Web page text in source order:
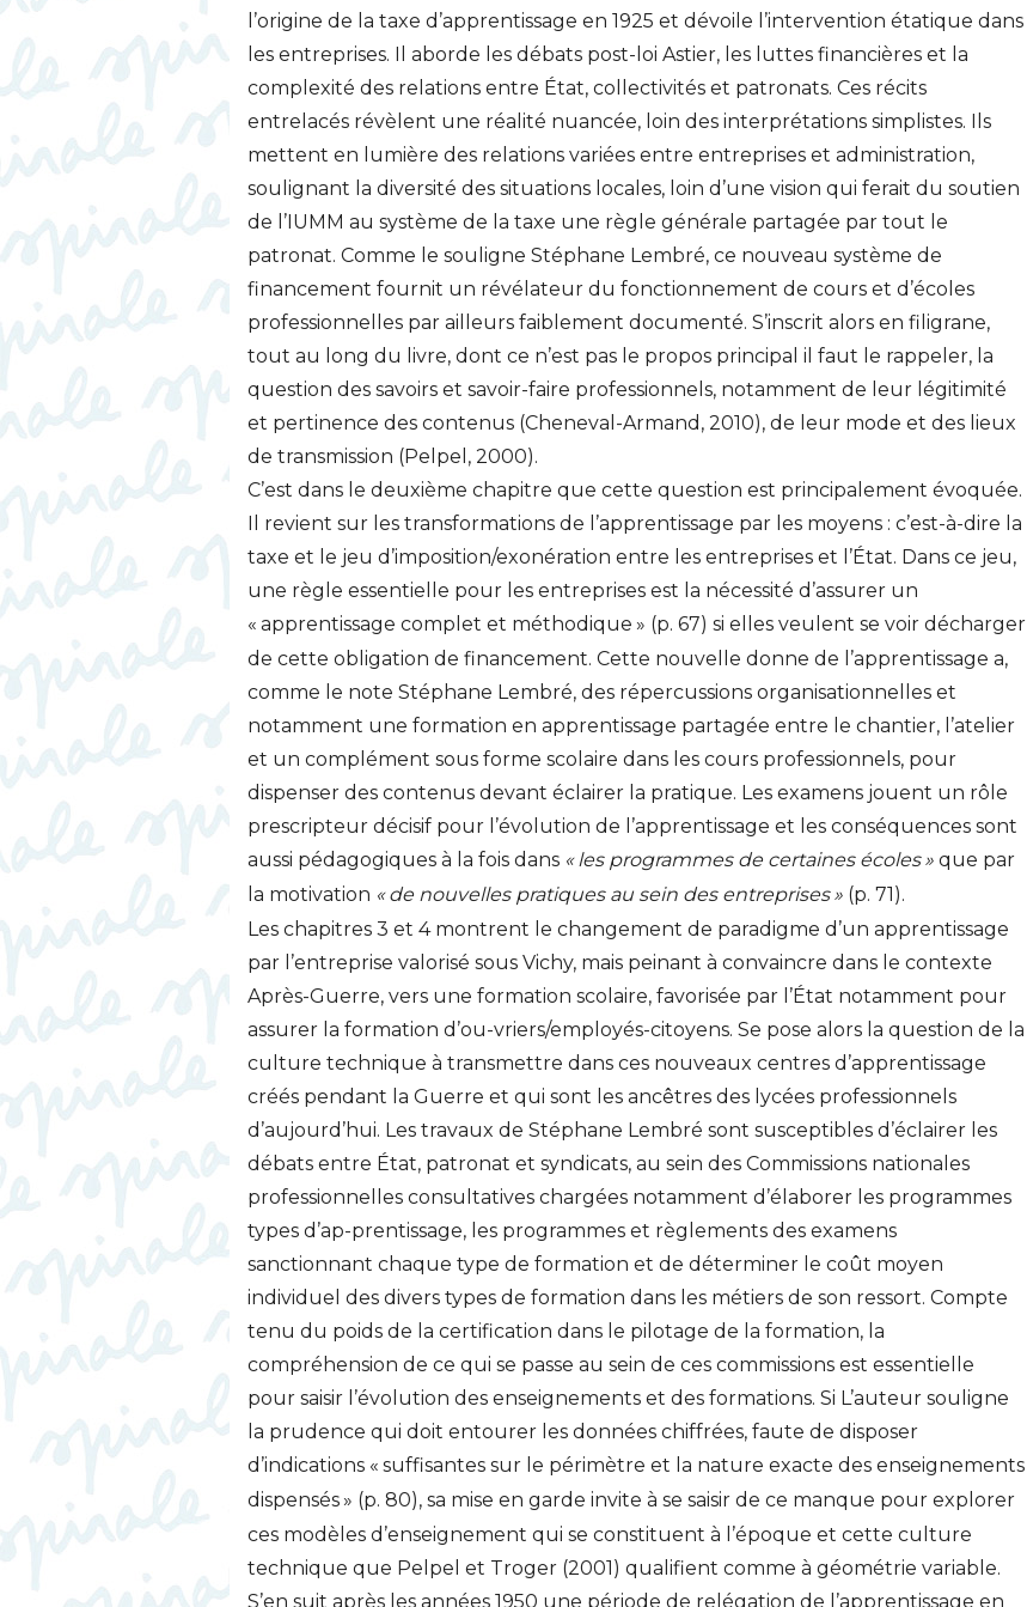
l’origine de la taxe d’apprentissage en 1925 et dévoile l’intervention étatique dans
les entreprises. Il aborde les débats post-loi Astier, les luttes financières et la
complexité des relations entre État, collectivités et patronats. Ces récits
entrelacés révèlent une réalité nuancée, loin des interprétations simplistes. Ils
mettent en lumière des relations variées entre entreprises et administration,
soulignant la diversité des situations locales, loin d’une vision qui ferait du soutien
de l’IUMM au système de la taxe une règle générale partagée par tout le
patronat. Comme le souligne Stéphane Lembré, ce nouveau système de
financement fournit un révélateur du fonctionnement de cours et d’écoles
professionnelles par ailleurs faiblement documenté. S’inscrit alors en filigrane,
tout au long du livre, dont ce n’est pas le propos principal il faut le rappeler, la
question des savoirs et savoir-faire professionnels, notamment de leur légitimité
et pertinence des contenus (Cheneval-Armand, 2010), de leur mode et des lieux
de transmission (Pelpel, 2000).
C’est dans le deuxième chapitre que cette question est principalement évoquée.
Il revient sur les transformations de l’apprentissage par les moyens : c’est-à-dire la
taxe et le jeu d’imposition/exonération entre les entreprises et l’État. Dans ce jeu,
une règle essentielle pour les entreprises est la nécessité d’assurer un
« apprentissage complet et méthodique » (p. 67) si elles veulent se voir décharger
de cette obligation de financement. Cette nouvelle donne de l’apprentissage a,
comme le note Stéphane Lembré, des répercussions organisationnelles et
notamment une formation en apprentissage partagée entre le chantier, l’atelier
et un complément sous forme scolaire dans les cours professionnels, pour
dispenser des contenus devant éclairer la pratique. Les examens jouent un rôle
prescripteur décisif pour l’évolution de l’apprentissage et les conséquences sont
aussi pédagogiques à la fois dans « les programmes de certaines écoles » que par
la motivation « de nouvelles pratiques au sein des entreprises » (p. 71).
Les chapitres 3 et 4 montrent le changement de paradigme d’un apprentissage
par l’entreprise valorisé sous Vichy, mais peinant à convaincre dans le contexte
Après-Guerre, vers une formation scolaire, favorisée par l’État notamment pour
assurer la formation d’ou-vriers/employés-citoyens. Se pose alors la question de la
culture technique à transmettre dans ces nouveaux centres d’apprentissage
créés pendant la Guerre et qui sont les ancêtres des lycées professionnels
d’aujourd’hui. Les travaux de Stéphane Lembré sont susceptibles d’éclairer les
débats entre État, patronat et syndicats, au sein des Commissions nationales
professionnelles consultatives chargées notamment d’élaborer les programmes
types d’ap-prentissage, les programmes et règlements des examens
sanctionnant chaque type de formation et de déterminer le coût moyen
individuel des divers types de formation dans les métiers de son ressort. Compte
tenu du poids de la certification dans le pilotage de la formation, la
compréhension de ce qui se passe au sein de ces commissions est essentielle
pour saisir l’évolution des enseignements et des formations. Si L’auteur souligne
la prudence qui doit entourer les données chiffrées, faute de disposer
d’indications « suffisantes sur le périmètre et la nature exacte des enseignements
dispensés » (p. 80), sa mise en garde invite à se saisir de ce manque pour explorer
ces modèles d’enseignement qui se constituent à l’époque et cette culture
technique que Pelpel et Troger (2001) qualifient comme à géométrie variable.
S’en suit après les années 1950 une période de relégation de l’apprentissage en